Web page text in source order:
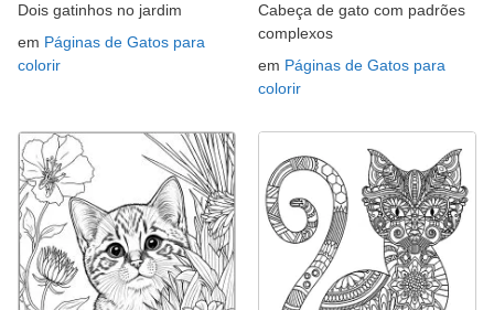
Dois gatinhos no jardim
em Páginas de Gatos para
colorir
Cabeça de gato com padrões
complexos
em Páginas de Gatos para
colorir